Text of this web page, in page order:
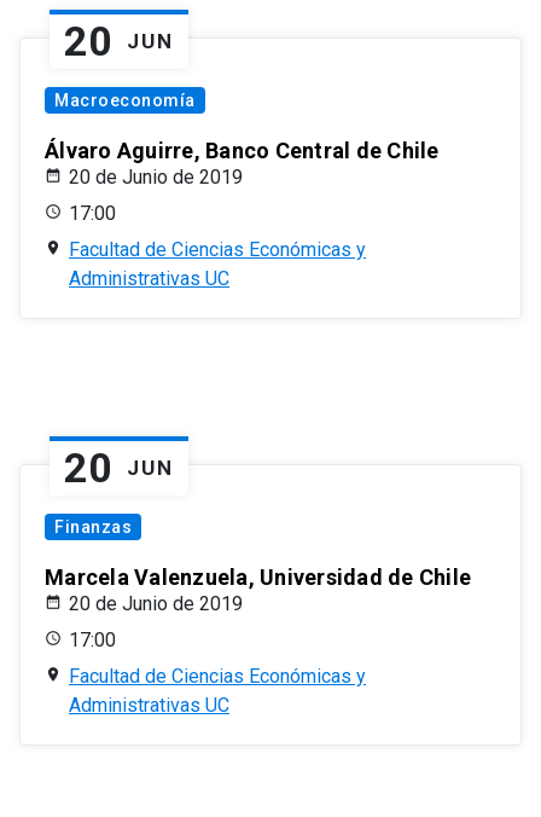
20 JUN
Macroeconomía
Álvaro Aguirre, Banco Central de Chile
20 de Junio de 2019
17:00
Facultad de Ciencias Económicas y
Administrativas UC
20 JUN
Finanzas
Marcela Valenzuela, Universidad de Chile
20 de Junio de 2019
17:00
Facultad de Ciencias Económicas y
Administrativas UC